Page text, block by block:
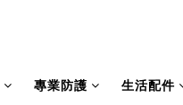
專業防護 生活配件